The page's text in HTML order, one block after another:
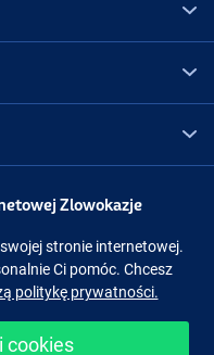
Instagram
Zlowokazje
stronie internetowej.
Ci pomóc. Chcesz
politykę prywatności.
cookies